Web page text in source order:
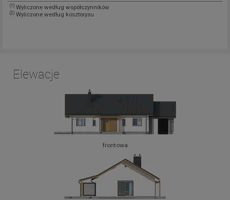
(1) Wyliczone według współczynników
(2) Wyliczone według kosztorysu
Elewacje
frontowa